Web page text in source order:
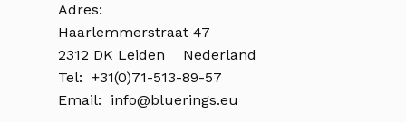
Adres:
Haarlemmerstraat 47
2312 DK Leiden Nederland
Tel: +31(0)71-513-89-57
Email: info@bluerings.eu